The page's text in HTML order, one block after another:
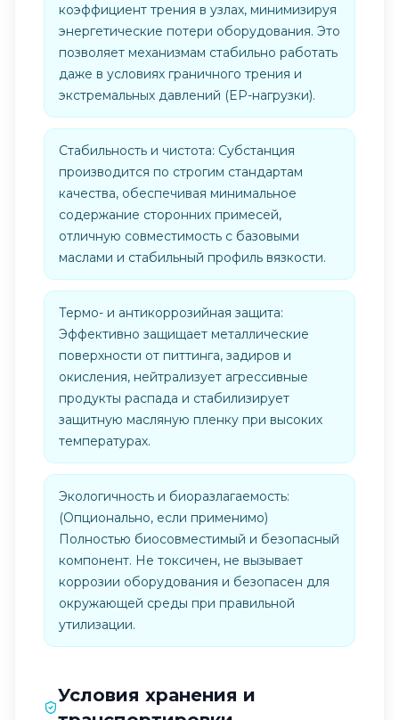
коэффициент трения в узлах, минимизируя
энергетические потери оборудования. Это
позволяет механизмам стабильно работать
даже в условиях граничного трения и
экстремальных давлений (EP-нагрузки).
Стабильность и чистота: Субстанция
производится по строгим стандартам
качества, обеспечивая минимальное
содержание сторонних примесей,
отличную совместимость с базовыми
маслами и стабильный профиль вязкости.
Термо- и антикоррозийная защита:
Эффективно защищает металлические
поверхности от питтинга, задиров и
окисления, нейтрализует агрессивные
продукты распада и стабилизирует
защитную масляную пленку при высоких
температурах.
Экологичность и биоразлагаемость:
(Опционально, если применимо)
Полностью биосовместимый и безопасный
компонент. Не токсичен, не вызывает
коррозии оборудования и безопасен для
окружающей среды при правильной
утилизации.
Условия хранения и